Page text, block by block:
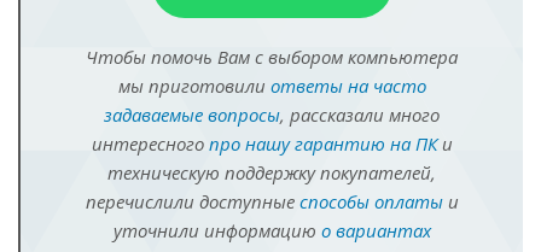
Чтобы помочь Вам с выбором компьютера
мы приготовили ответы на часто
задаваемые вопросы, рассказали много
интересного про нашу гарантию на ПКи
техническую поддержку покупателей,
перечислили доступные способы оплатыи
уточнили информацию о вариантах